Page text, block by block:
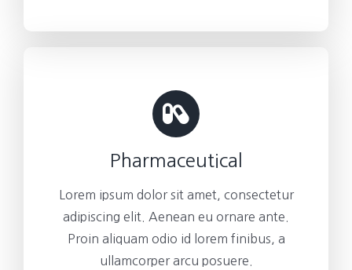
Pharmaceutical
Lorem ipsum dolor sit amet, consectetur
adipiscing elit. Aenean eu ornare ante.
Proin aliquam odio id lorem finibus, a
ullamcorper arcu posuere.